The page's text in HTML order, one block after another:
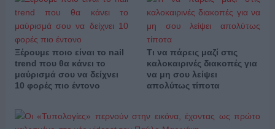
Ξέρουμε ποιο είναι το nail
trend που θα κάνει το
μαύρισμά σου να δείχνει
10 φορές πιο έντονο
Τι να πάρεις μαζί στις
καλοκαιρινές διακοπές για
να μη σου λείψει
απολύτως τίποτα